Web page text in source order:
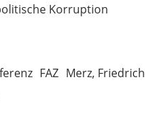
Korruption
FAZ Merz, Friedrich